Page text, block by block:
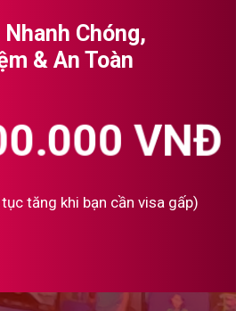
Chóng,
& An Toàn
tăng khi bạn cần visa gấp)
VNĐ